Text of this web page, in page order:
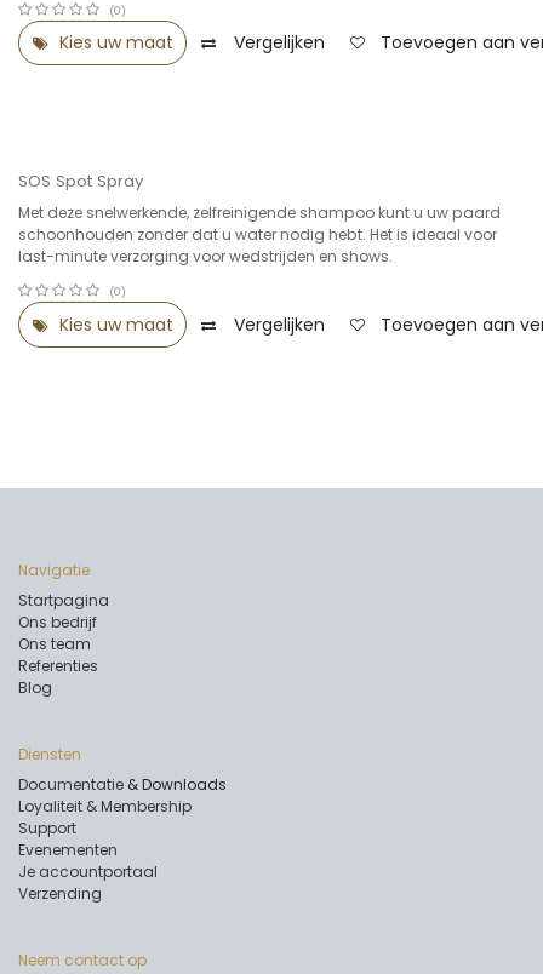
(0)
Kies uw maat Vergelijken Toevoegen aan
SOS Spot Spray
Met deze snelwerkende, zelfreinigende shampoo kunt u uw paard
schoonhouden zonder dat u water nodig hebt. Het is ideaal voor
last-minute verzorging voor wedstrijden en shows.
(0)
Kies uw maat Vergelijken Toevoegen aan
Navigatie
Startpagina
Ons bedrijf
Ons team
Referenties
Blog
Diensten
Documentatie & Downloads
Loyaliteit & Membership
Support
Evenementen
Je accountportaal
Verzending
Neem contact op